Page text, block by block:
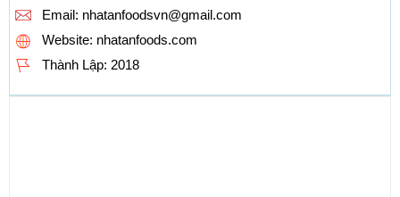
Email: nhatanfoodsvn@gmail.com
Website: nhatanfoods.com
Thành Lập: 2018